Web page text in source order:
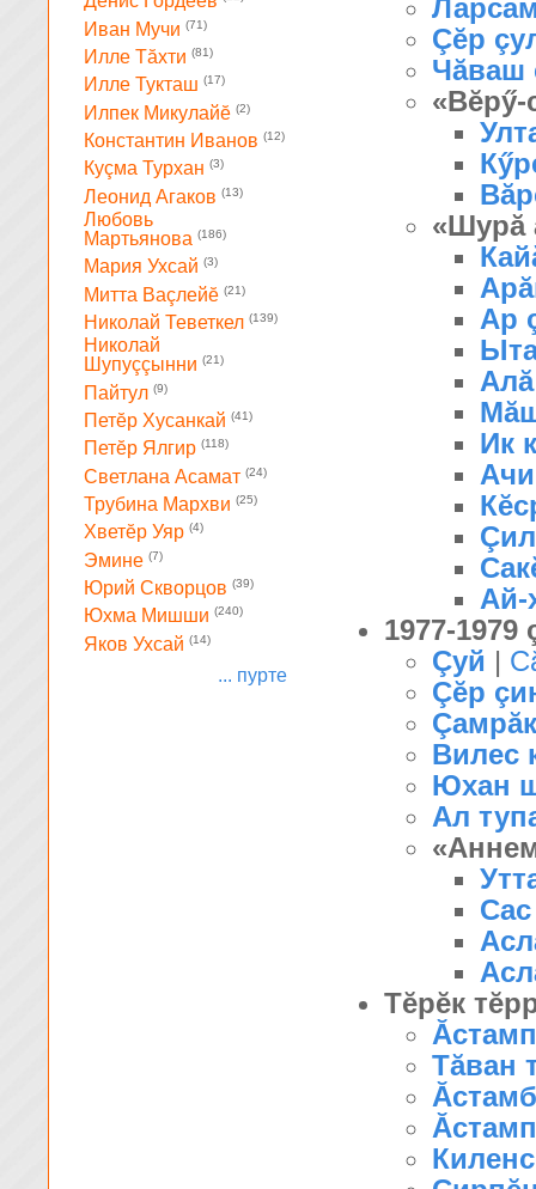
Çĕр
Чăваш
«Вĕрӳ-
«Шурă
Ар
Ик
Ай-
1977-1979
Çуй |
Çĕр
Вилес
Юхан
Ал
Тĕрĕк
Тăван
Иван Мучи (71)
Илле Тăхти (81)
Илле Тукташ (17)
Илпек Микулайĕ (2)
Константин Иванов (12)
Куçма Турхан (3)
Леонид Агаков (13)
Любовь
Мартьянова (186)
Мария Ухсай (3)
Митта Ваçлейĕ (21)
Николай Теветкел (139)
Николай
Шупуççынни (21)
Пайтул (9)
Петĕр Хусанкай (41)
Петĕр Ялгир (118)
Светлана Асамат (24)
Трубина Мархви (25)
Хветĕр Уяр (4)
Эмине (7)
Юрий Скворцов (39)
Юхма Мишши (240)
Яков Ухсай (14)
... пурте